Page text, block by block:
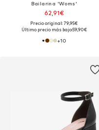
Bailarina 'Woms'
62,91€
Precio original: 79,95€
Último precio más bajo:59,90€
+10